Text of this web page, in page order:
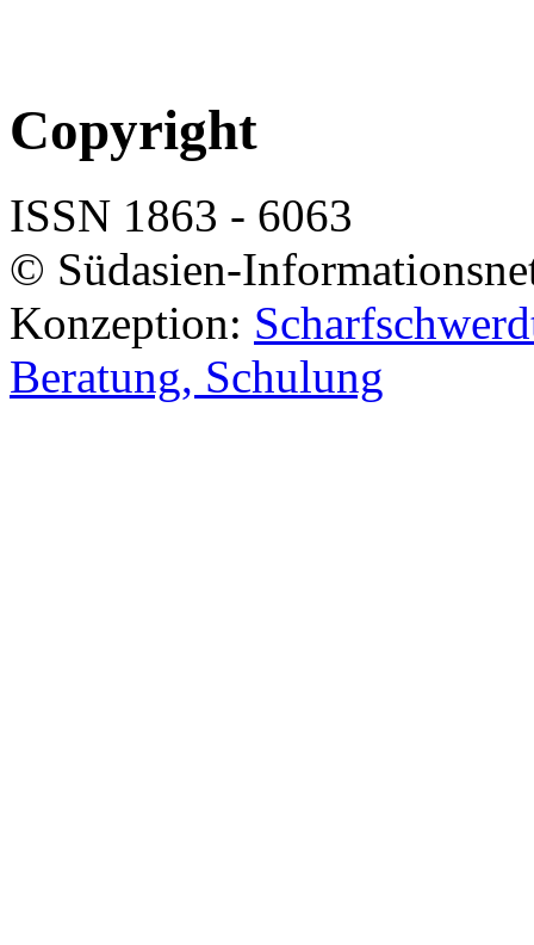
Copyright
ISSN 1863 - 6063
© Südasien-
Konzeption:
Beratung, Schulung